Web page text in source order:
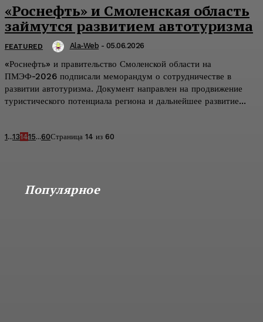
«Роснефть» и Смоленская область
займутся развитием автотуризма
FEATURED Ala-Web - 05.06.2026
«Роснефть» и правительство Смоленской области на
ПМЭФ-2026 подписали меморандум о сотрудничестве в
развитии автотуризма. Документ направлен на продвижение
туристического потенциала региона и дальнейшее развитие...
1...131415...60Страница 14 из 60
Популярное